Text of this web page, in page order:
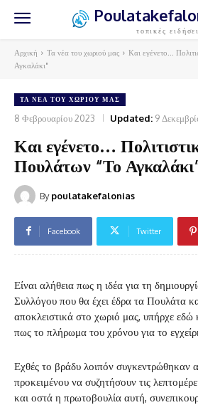
τοπικές
Αρχική Τα νέα του χωριού μας
Και εγένετο...
Αγκαλάκι"
ΤΑ ΝΈΑ ΤΟΥ ΧΩΡΙΟΎ ΜΑΣ
8 Φεβρουαρίου 2023 Updated: 9
Και εγένετο…
Πουλάτων “Το
By poulatakefalonias
Facebook Twitter
Είναι αλήθεια πως η ιδέα για τη
Συλλόγου που θα έχει έδρα τα Πουλάτα
αποκλειστικά στο χωριό μας, υπήρχε εδώ
πως το πλήρωμα του χρόνου για το
Εχθές το βράδυ λοιπόν συγκεντρώθηκαν
προκειμένου να συζητήσουν τις
και οστά η πρωτοβουλία αυτή,